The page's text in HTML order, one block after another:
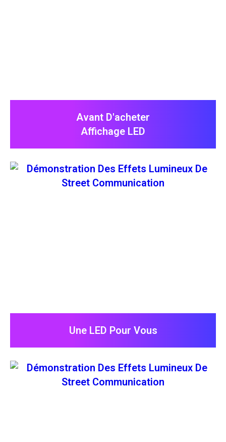
Avant D'acheter
Affichage LED
Une LED Pour Vous